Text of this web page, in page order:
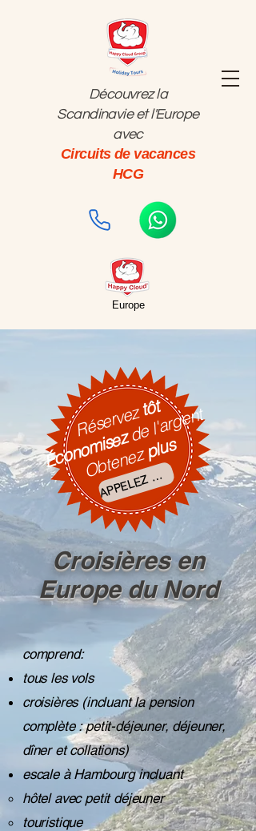
Découvrez la
Scandinavie et l'Europe
avec
Circuits de vacances
HCG
Europe
Réserveztôt
Économisez
de l'argent
Obtenezplus
A
P
P
E
L
E
ZM
AI
N
T
E
N
A
N
T
Croisières en
Europe du Nord
comprend:
tous les vols
croisières (incluant la pension
complète : petit-déjeuner, déjeuner,
dîner et collations)
escale à Hambourg incluant
hôtel avec petit déjeuner
touristique